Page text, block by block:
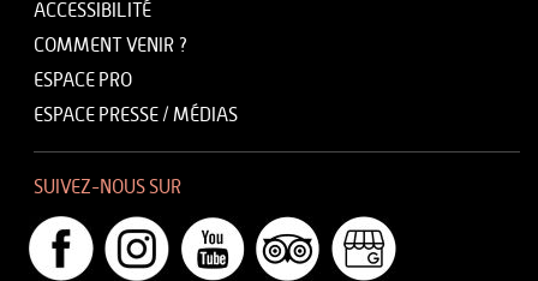
ACCESSIBILITÉ
COMMENT VENIR ?
ESPACE PRO
ESPACE PRESSE / MÉDIAS
SUIVEZ-NOUS SUR